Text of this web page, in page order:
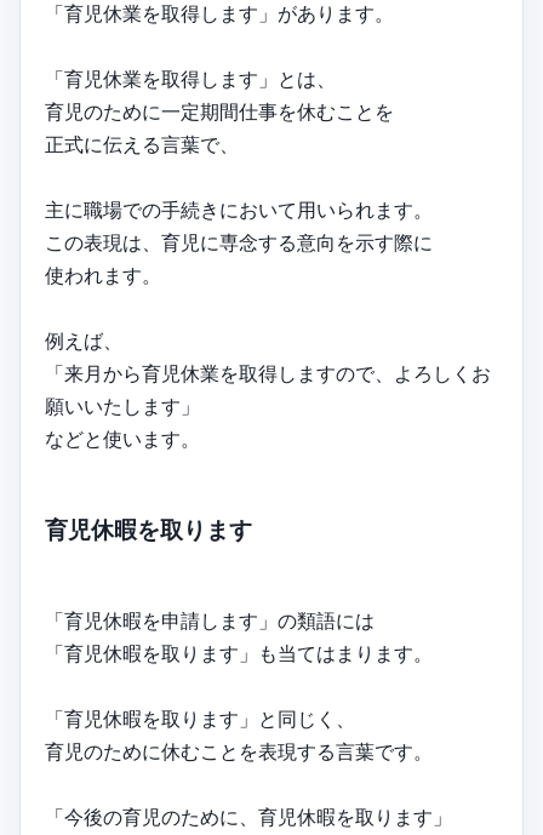
「育児休業を取得します」があります。
「育児休業を取得します」とは、
育児のために一定期間仕事を休むことを
正式に伝える言葉で、
主に職場での手続きにおいて用いられます。
この表現は、育児に専念する意向を示す際に
使われます。
例えば、
「来月から育児休業を取得しますので、よろしくお
願いいたします」
などと使います。
育児休暇を取ります
「育児休暇を申請します」の類語には
「育児休暇を取ります」も当てはまります。
「育児休暇を取ります」と同じく、
育児のために休むことを表現する言葉です。
「今後の育児のために、育児休暇を取ります」